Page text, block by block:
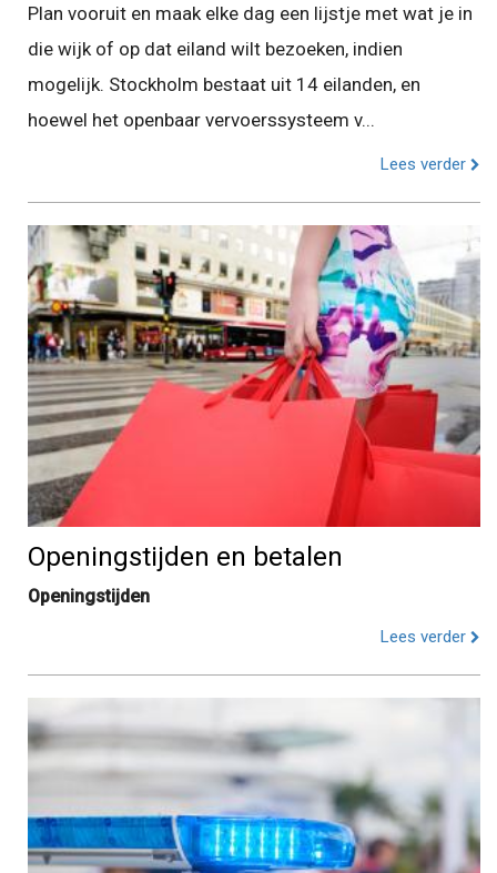
Plan vooruit en maak elke dag een lijstje met wat je in
die wijk of op dat eiland wilt bezoeken, indien
mogelijk. Stockholm bestaat uit 14 eilanden, en
hoewel het openbaar vervoerssysteem v...
Lees verder
Openingstijden en betalen
Openingstijden
Lees verder